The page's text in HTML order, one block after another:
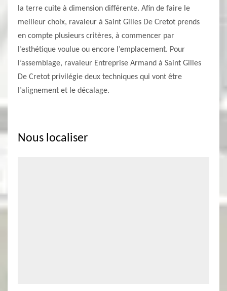
la terre cuite à dimension différente. Afin de faire le
meilleur choix, ravaleur à Saint Gilles De Cretot prends
en compte plusieurs critères, à commencer par
l’esthétique voulue ou encore l’emplacement. Pour
l’assemblage, ravaleur Entreprise Armand à Saint Gilles
De Cretot privilégie deux techniques qui vont être
l’alignement et le décalage.
Nous localiser